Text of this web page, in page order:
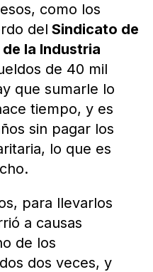
como los
del Sindicato de
la Industria
de 40 mil
que sumarle lo
tiempo, y es
sin pagar los
lo que es
para llevarlos
a causas
de los
dos veces, y